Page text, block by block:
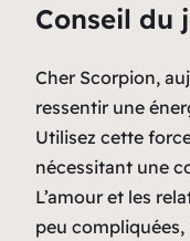
Conseil du
Cher Scorpion,
ressentir une
Utilisez cette
nécessitant une
L’amour et les
peu